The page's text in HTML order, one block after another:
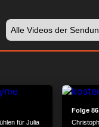
Alle Videos der
für Julia
Folge 86